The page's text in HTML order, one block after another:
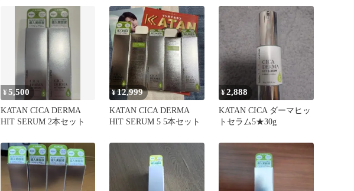
¥5,500
KATAN CICA DERMA
HIT SERUM 2本セット
¥12,999
KATAN CICA DERMA
HIT SERUM 5 5本セット
¥2,888
KATAN CICA ダーマヒッ
トセラム5★30g